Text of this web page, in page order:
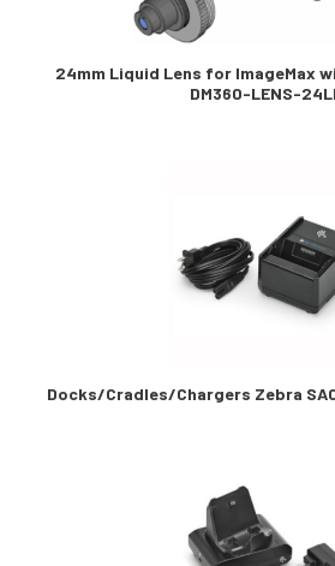
24mm Liquid Lens for ImageMax
DM360-LENS-
Docks/Cradles/Chargers Zebra